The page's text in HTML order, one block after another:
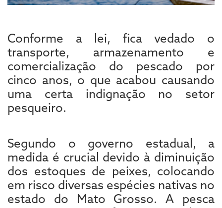
Conforme a lei, fica vedado o
transporte, armazenamento e
comercialização do pescado por
cinco anos, o que acabou causando
uma certa indignação no setor
pesqueiro.
Segundo o governo estadual, a
medida é crucial devido à diminuição
dos estoques de peixes, colocando
em risco diversas espécies nativas no
estado do Mato Grosso. A pesca